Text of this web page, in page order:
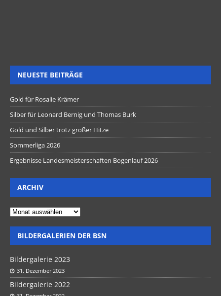
NEUESTE BEITRÄGE
Gold für Rosalie Krämer
Silber für Leonard Bernig und Thomas Burk
Gold und Silber trotz großer Hitze
Sommerliga 2026
Ergebnisse Landesmeisterschaften Bogenlauf 2026
ARCHIV
BILDERGALERIEN DER BSN
Bildergalerie 2023
31. Dezember 2023
Bildergalerie 2022